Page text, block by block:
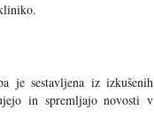
je sestavljena iz izkušenih
in spremljajo novosti v